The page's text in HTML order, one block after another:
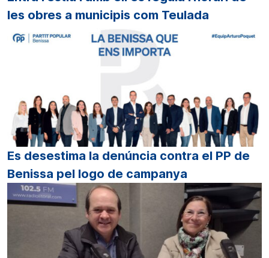
les obres a municipis com Teulada
Es desestima la denúncia contra el PP de
Benissa pel logo de campanya